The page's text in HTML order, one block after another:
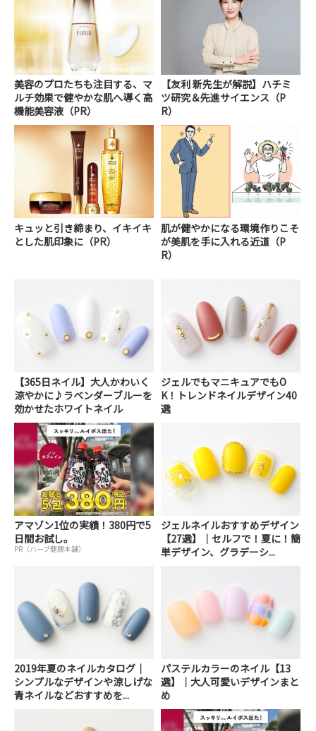
美容のプロたちも注目する、マ
ルチ効果で健やかな肌へ導く高
機能美容液（PR）
【友利 新先生が解説】ハチミ
ツ研究＆先進サイエンス（P
R）
キュッと引き締まり、イキイキ
とした肌印象に（PR）
肌が健やかになる環境作りこそ
が美肌を手に入れる近道（P
R）
【365日ネイル】大人かわいく
涼やかに♪ラベンダーブルーを
効かせたホワイトネイル
ジェルでもマニキュアでもO
K！トレンドネイルデザイン40
選
アマゾン1位の実績！380円で5
日間お試し。
PR（ハーブ健康本舗）
ジェルネイルおすすめデザイン
【27選】｜セルフで！夏に！簡
単デザイン、グラデーシ...
2019年夏のネイルカタログ｜
シンプルなデザインや涼しげな
青ネイルなどおすすめを...
パステルカラーのネイル【13
選】｜大人可愛いデザインまと
め